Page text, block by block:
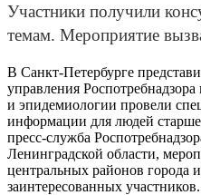
Участники получили
темам. Мероприятие
В Санкт-Петербурге
управления
и эпидемиологии провели
информации для людей
пресс-служба
Ленинградской области,
центральных районов города
заинтересованных участников.